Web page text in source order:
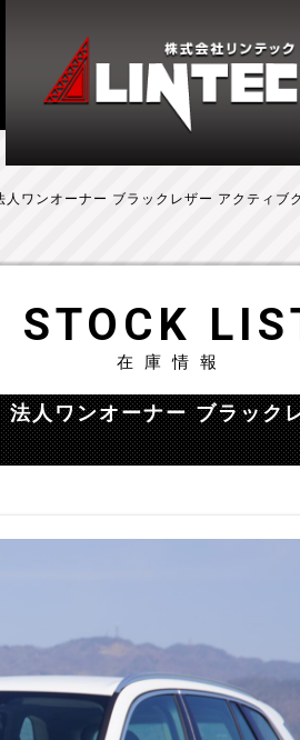
ンオーナー ブラックレザー アクティブ
STOCK
在庫情報
ワンオーナー ブラック